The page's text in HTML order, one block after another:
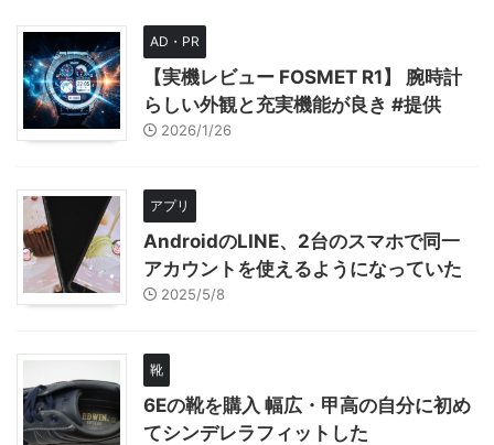
AD・PR
【実機レビュー FOSMET R1】 腕時計
らしい外観と充実機能が良き #提供
2026/1/26
アプリ
AndroidのLINE、2台のスマホで同一
アカウントを使えるようになっていた
2025/5/8
靴
6Eの靴を購入 幅広・甲高の自分に初め
てシンデレラフィットした